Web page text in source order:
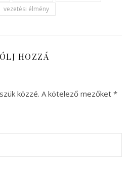
vezetési élmény
HOZZÁ
közzé. A kötelező mezőket *